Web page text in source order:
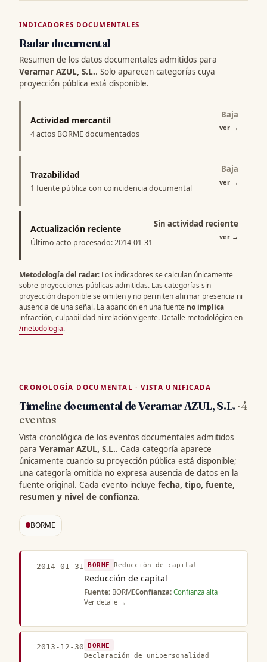
INDICADORES DOCUMENTALES
Radar documental
Resumen de los datos documentales admitidos para
Veramar AZUL, S.L.. Solo aparecen categorías cuya
proyección pública está disponible.
Actividad mercantil
4 actos BORME documentados
Baja
ver →
Trazabilidad
1 fuente pública con coincidencia documental
Baja
ver →
Actualización reciente
Último acto procesado: 2014-01-31
Sin actividad reciente
ver →
Metodología del radar: Los indicadores se calculan únicamente
sobre proyecciones públicas admitidas. Las categorías sin
proyección disponible se omiten y no permiten afirmar presencia ni
ausencia de una señal. La aparición en una fuente no implica
infracción, culpabilidad ni relación vigente. Detalle metodológico en
/metodologia.
CRONOLOGÍA DOCUMENTAL · VISTA UNIFICADA
Timeline documental de Veramar AZUL, S.L. · 4
eventos
Vista cronológica de los eventos documentales admitidos
para Veramar AZUL, S.L.. Cada categoría aparece
únicamente cuando su proyección pública está disponible;
una categoría omitida no expresa ausencia de datos en la
fuente original. Cada evento incluye fecha, tipo, fuente,
resumen y nivel de confianza.
BORME
2014-01-31 BORME Reducción de capital
Reducción de capital
Fuente: BORMEConfianza: Confianza alta
Ver detalle →
2013-12-30 BORME
Declaración de unipersonalidad